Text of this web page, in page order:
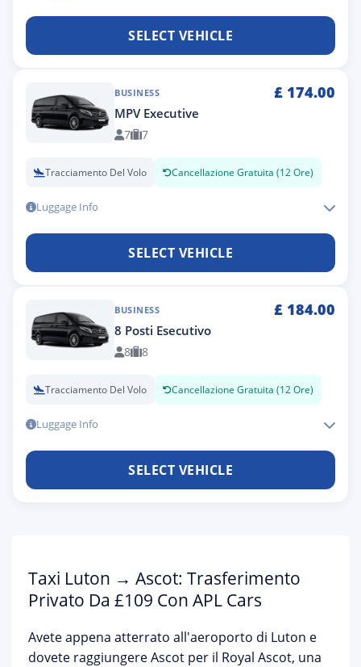
SELECT VEHICLE
BUSINESS £ 174.00
MPV Executive
7 7
Tracciamento Del Volo Cancellazione Gratuita (12 Ore)
Luggage Info
SELECT VEHICLE
BUSINESS £ 184.00
8 Posti Esecutivo
8 8
Tracciamento Del Volo Cancellazione Gratuita (12 Ore)
Luggage Info
SELECT VEHICLE
Taxi Luton → Ascot: Trasferimento
Privato Da £109 Con APL Cars
Avete appena atterrato all'aeroporto di Luton e
dovete raggiungere Ascot per il Royal Ascot, una